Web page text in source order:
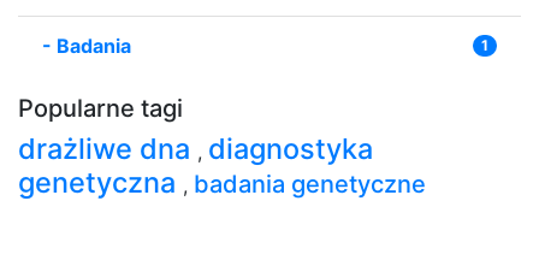
- Badania 1
Popularne tagi
drażliwe dna , diagnostyka
genetyczna , badania genetyczne